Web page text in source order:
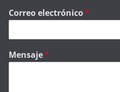
Correo electrónico*
Mensaje*